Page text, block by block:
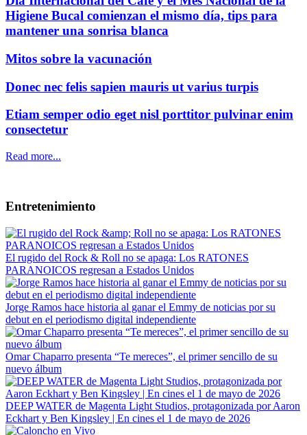
Higiene Bucal comienzan el mismo día, tips para
mantener una sonrisa blanca
Mitos sobre la vacunación
Donec nec felis sapien mauris ut varius turpis
Etiam semper odio eget nisl porttitor pulvinar enim
consectetur
Read more...
Entretenimiento
El rugido del Rock & Roll no se apaga: Los RATONES
PARANOICOS regresan a Estados Unidos
Jorge Ramos hace historia al ganar el Emmy de noticias por su
debut en el periodismo digital independiente
Omar Chaparro presenta “Te mereces”, el primer sencillo de su
nuevo álbum
DEEP WATER de Magenta Light Studios, protagonizada por Aaron
Eckhart y Ben Kingsley | En cines el 1 de mayo de 2026